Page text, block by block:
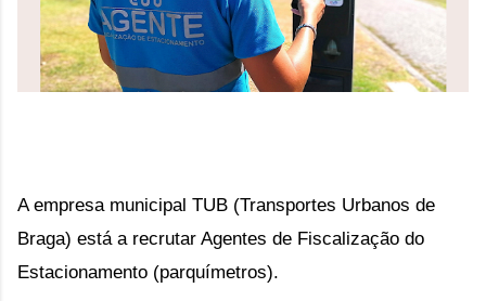
A empresa municipal TUB (Transportes Urbanos de
Braga) está a recrutar Agentes de Fiscalização do
Estacionamento (parquímetros).